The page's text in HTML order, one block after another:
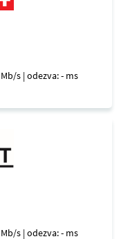
s | odezva: - ms
s | odezva: - ms